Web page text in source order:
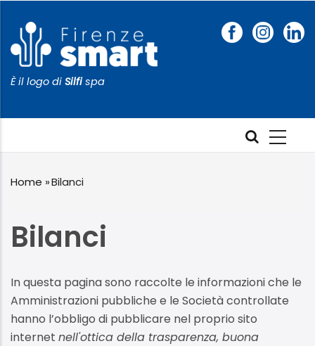
contenuto
principale
È il logo di Silfispa
di
Home »Bilanci
Bilanci
In questa pagina sono raccolte le informazioni che le
Amministrazioni pubbliche e le Società controllate
hanno l’obbligo di pubblicare nel proprio sito
internet nell'ottica della trasparenza, buona